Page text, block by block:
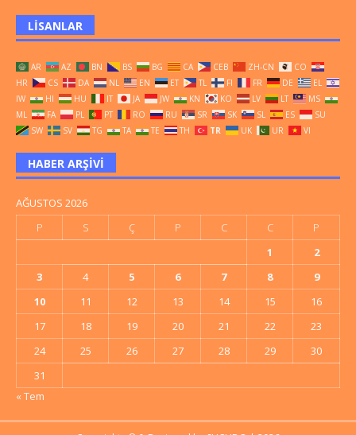
LISANLAR
AR AZ BN BS BG CA CEB ZH-CN
CO
HR
CS DA NL EN ET TL FI FR DE
EL
IW
HI HU IT JA JW KN KO LV LT
MS
ML
FA PL PT RO RU SR SK SL ES
SU
SW
SV TG TA TE TH TR UK UR VI
HABER ARŞIVI
AĞUSTOS 2026
P
S Ç P C C
P
1
2
3
4 5 6 7 8
9
10
11 12 13 14 15
16
17
18 19 20 21 22
23
24
25 26 27 28 29
30
31
« Tem